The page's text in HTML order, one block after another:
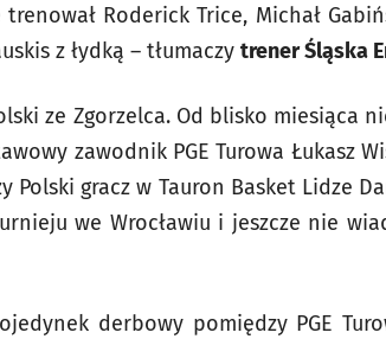
Roderick Trice, Michał
z łydką – tłumaczy trener Śląska
ze Zgorzelca. Od blisko miesiąca
zawodnik PGE Turowa Łukasz
gracz w Tauron Basket Lidze
we Wrocławiu i jeszcze nie
derbowy pomiędzy PGE